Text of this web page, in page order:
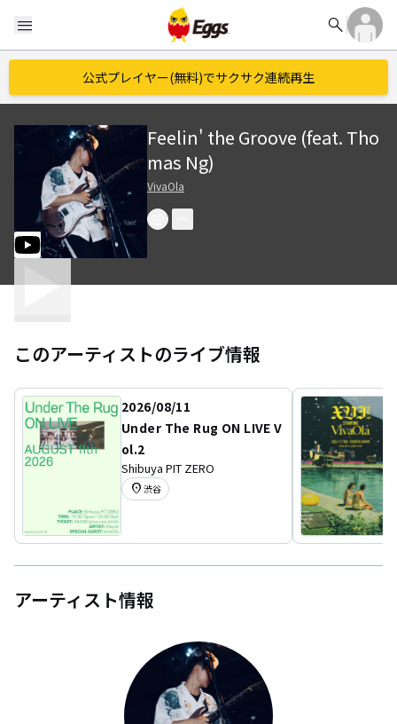
menu search
公式プレイヤー(無料)でサクサク連続再生
Feelin' the Groove (feat. Tho
mas Ng)
VivaOla
このアーティストのライブ情報
2026/08/11
Under The Rug ON LIVE V
ol.2
Shibuya PIT ZERO
location_on 渋谷
アーティスト情報